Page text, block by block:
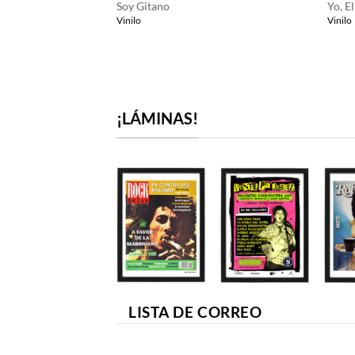
Soy Gitano
Vinilo
Yo,
Vinilo
¡LÁMINAS!
LISTA DE CORREO